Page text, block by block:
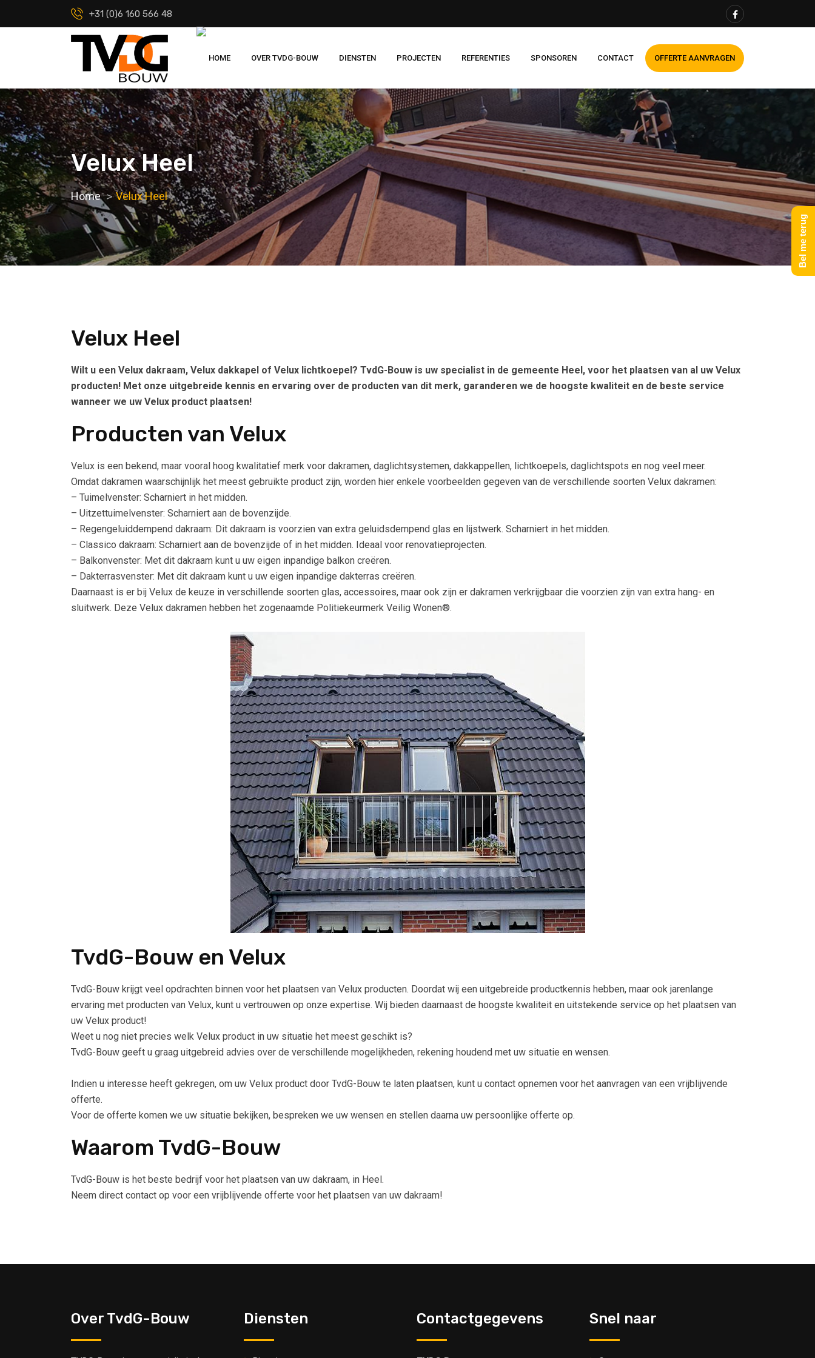
+31 (0)6 160 566 48
HOME OVER TVDG-BOUW DIENSTEN PROJECTEN REFERENTIES SPONSOREN CONTACT OFFERTE AANVRAGEN
Velux Heel
Home Velux Heel
Velux Heel
Wilt u een Velux dakraam, Velux dakkapel of Velux lichtkoepel? TvdG-Bouw is uw specialist in de gemeente Heel, voor het plaatsen van al uw Velux
producten! Met onze uitgebreide kennis en ervaring over de producten van dit merk, garanderen we de hoogste kwaliteit en de beste service
wanneer we uw Velux product plaatsen!
Producten van Velux
Velux is een bekend, maar vooral hoog kwalitatief merk voor dakramen, daglichtsystemen, dakkappellen, lichtkoepels, daglichtspots en nog veel meer.
Omdat dakramen waarschijnlijk het meest gebruikte product zijn, worden hier enkele voorbeelden gegeven van de verschillende soorten Velux dakramen:
– Tuimelvenster: Scharniert in het midden.
– Uitzettuimelvenster: Scharniert aan de bovenzijde.
– Regengeluiddempend dakraam: Dit dakraam is voorzien van extra geluidsdempend glas en lijstwerk. Scharniert in het midden.
– Classico dakraam: Scharniert aan de bovenzijde of in het midden. Ideaal voor renovatieprojecten.
– Balkonvenster: Met dit dakraam kunt u uw eigen inpandige balkon creëren.
– Dakterrasvenster: Met dit dakraam kunt u uw eigen inpandige dakterras creëren.
Daarnaast is er bij Velux de keuze in verschillende soorten glas, accessoires, maar ook zijn er dakramen verkrijgbaar die voorzien zijn van extra hang- en
sluitwerk. Deze Velux dakramen hebben het zogenaamde Politiekeurmerk Veilig Wonen®.
TvdG-Bouw en Velux
TvdG-Bouw krijgt veel opdrachten binnen voor het plaatsen van Velux producten. Doordat wij een uitgebreide productkennis hebben, maar ook jarenlange
ervaring met producten van Velux, kunt u vertrouwen op onze expertise. Wij bieden daarnaast de hoogste kwaliteit en uitstekende service op het plaatsen van
uw Velux product!
Weet u nog niet precies welk Velux product in uw situatie het meest geschikt is?
TvdG-Bouw geeft u graag uitgebreid advies over de verschillende mogelijkheden, rekening houdend met uw situatie en wensen.
Indien u interesse heeft gekregen, om uw Velux product door TvdG-Bouw te laten plaatsen, kunt u contact opnemen voor het aanvragen van een vrijblijvende
offerte.
Voor de offerte komen we uw situatie bekijken, bespreken we uw wensen en stellen daarna uw persoonlijke offerte op.
Waarom TvdG-Bouw
TvdG-Bouw is het beste bedrijf voor het plaatsen van uw dakraam, in Heel.
Neem direct contact op voor een vrijblijvende offerte voor het plaatsen van uw dakraam!
Over TvdG-Bouw Diensten Contactgegevens Snel naar
Bel me terug